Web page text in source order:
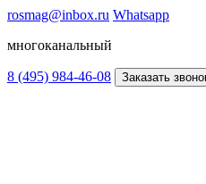
rosmag@inbox.ru Whatsapp
многоканальный
8 (495) 984-46-08 Заказать